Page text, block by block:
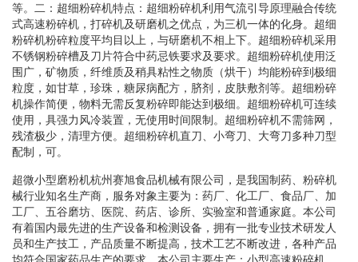
等。二：超细粉碎机特点：超细粉碎机利用气流引导原理融合传统
式高速粉碎机，打碎机及研磨机之优点，为三机一体的化身。超细
粉碎机粉碎粒度平均目以上，与研磨机不相上下。超细粉碎机采用
不锈钢粉碎槽及刀片符合中药忌铁要求及要求。超细粉碎机使用泛
围广，矿物质，纤维质及稍具粘性之物质（烘干）均能粉碎到极细
粒度，如甘草，珍珠，糖尿病配方，脐剂，皮肤敷剂等。超细粉碎
机操作简便，物料无需反复粉碎即能达到极细。超细粉碎机可连续
使用，具强力风冷装置，无使用时间限制。超细粉碎机不需筛网，
残渣极少，清理方便。超细粉碎机直刀、小弯刀、大弯刀多种刀型
配制，可。
超微小型磨粉机杭州赛旭食品机械有限公司，是我国制药、粉碎机
械行业知名生产商，服务对象主要为：药厂、化工厂、食品厂、加
工厂、五谷磨坊、医院、药店、诊所、实验室和普通家庭。本公司
有着国内最先进的生产设备和检测设备，拥有一批专业技术研发人
员和生产技工，产品质量不断提高，技术工艺不断改进，各种产品